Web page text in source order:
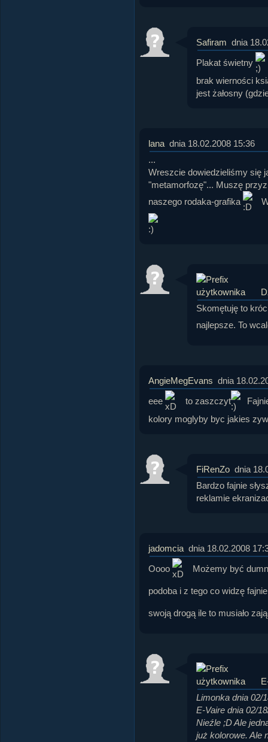
Safiram dnia
Plakat świetny
brak wierności
jest żałosny
lana dnia 18.02.2008 15:36
...
Wreszcie dowiedzieliśmy się
"metamorfozę"... Muszę
naszego rodaka-grafika
Skomętuję to
najlepsze. To
AngieMegEvans dnia
eee
to zaszczyt
kolory moglyby byc jakies
FiRenZo dnia
Bardzo fajnie
reklamie
jadomcia dnia 18.02.2008
Oooo
Możemy być
podoba i z tego co widzę
swoją drogą ile to musiało
Limonka dnia 02/
E-Vaire dnia 02/
Nieźle ;D Ale
już kolorowe. Ale